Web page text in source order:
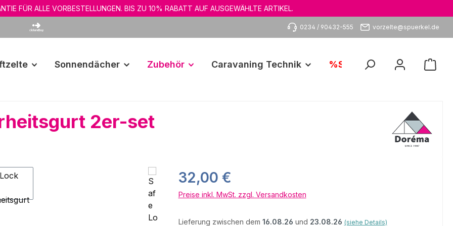
FÜR ALLE VORBESTELLUNGEN. BIS ZU 10% RABATT AUF AUSGEWÄHLTE ARTIKEL.
0234 / 90432-555 vorzelte@spuerkel.de
Sonnendächer Zubehör Caravaning Technik %SALE%
2er-set
Regulärer Preis:
32,00 €
Preise inkl. MwSt. zzgl. Versandkosten
Lieferung zwischen dem 16.08.26 und 23.08.26 (siehe Details)